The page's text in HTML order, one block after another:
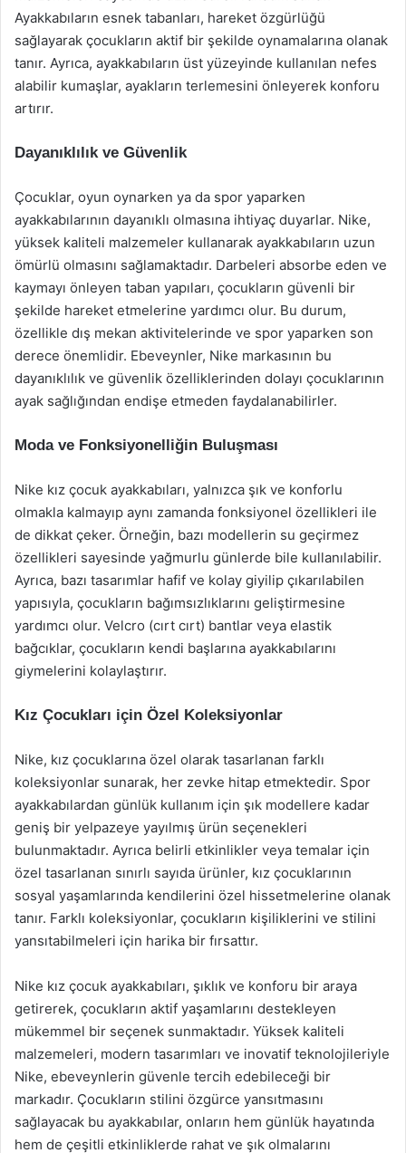
Ayakkabıların esnek tabanları, hareket özgürlüğü
sağlayarak çocukların aktif bir şekilde oynamalarına olanak
tanır. Ayrıca, ayakkabıların üst yüzeyinde kullanılan nefes
alabilir kumaşlar, ayakların terlemesini önleyerek konforu
artırır.
Dayanıklılık ve Güvenlik
Çocuklar, oyun oynarken ya da spor yaparken
ayakkabılarının dayanıklı olmasına ihtiyaç duyarlar. Nike,
yüksek kaliteli malzemeler kullanarak ayakkabıların uzun
ömürlü olmasını sağlamaktadır. Darbeleri absorbe eden ve
kaymayı önleyen taban yapıları, çocukların güvenli bir
şekilde hareket etmelerine yardımcı olur. Bu durum,
özellikle dış mekan aktivitelerinde ve spor yaparken son
derece önemlidir. Ebeveynler, Nike markasının bu
dayanıklılık ve güvenlik özelliklerinden dolayı çocuklarının
ayak sağlığından endişe etmeden faydalanabilirler.
Moda ve Fonksiyonelliğin Buluşması
Nike kız çocuk ayakkabıları, yalnızca şık ve konforlu
olmakla kalmayıp aynı zamanda fonksiyonel özellikleri ile
de dikkat çeker. Örneğin, bazı modellerin su geçirmez
özellikleri sayesinde yağmurlu günlerde bile kullanılabilir.
Ayrıca, bazı tasarımlar hafif ve kolay giyilip çıkarılabilen
yapısıyla, çocukların bağımsızlıklarını geliştirmesine
yardımcı olur. Velcro (cırt cırt) bantlar veya elastik
bağcıklar, çocukların kendi başlarına ayakkabılarını
giymelerini kolaylaştırır.
Kız Çocukları için Özel Koleksiyonlar
Nike, kız çocuklarına özel olarak tasarlanan farklı
koleksiyonlar sunarak, her zevke hitap etmektedir. Spor
ayakkabılardan günlük kullanım için şık modellere kadar
geniş bir yelpazeye yayılmış ürün seçenekleri
bulunmaktadır. Ayrıca belirli etkinlikler veya temalar için
özel tasarlanan sınırlı sayıda ürünler, kız çocuklarının
sosyal yaşamlarında kendilerini özel hissetmelerine olanak
tanır. Farklı koleksiyonlar, çocukların kişiliklerini ve stilini
yansıtabilmeleri için harika bir fırsattır.
Nike kız çocuk ayakkabıları, şıklık ve konforu bir araya
getirerek, çocukların aktif yaşamlarını destekleyen
mükemmel bir seçenek sunmaktadır. Yüksek kaliteli
malzemeleri, modern tasarımları ve inovatif teknolojileriyle
Nike, ebeveynlerin güvenle tercih edebileceği bir
markadır. Çocukların stilini özgürce yansıtmasını
sağlayacak bu ayakkabılar, onların hem günlük hayatında
hem de çeşitli etkinliklerde rahat ve şık olmalarını